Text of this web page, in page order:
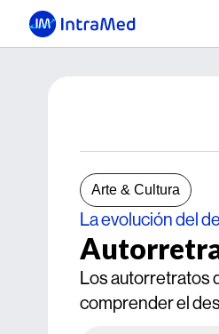
Arte & Cultura
La evolución del
Los autorretratos
comprender el